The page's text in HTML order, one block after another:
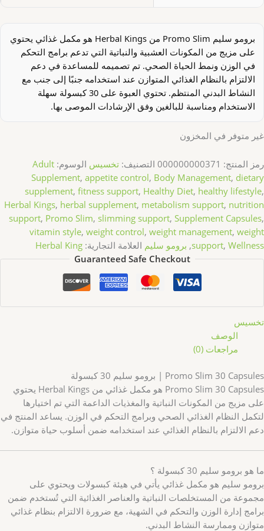
برومو سليم Promo Slim من Herbal Kings هو مكمل غذائي يحتوي
على مزيج من المكونات العشبية والنباتية التي تدعم برامج التحكم
في الوزن ونمط الحياة الصحي. تم تصميمه للمساعدة في دعم
الالتزام بالنظام الغذائي المتوازن عند استخدامه جنبًا إلى جنب مع
النشاط البدني المنتظم. تحتوي العبوة على 30 كبسولة سهلة
الاستخدام ومناسبة للبالغين وفق الإرشادات الموصى بها.
غير متوفر في المخزون
رمز المنتج: 000000000371 التصنيف: تخسيس الوسوم: Adult
Supplement, appetite control, Body Management, dietary
supplement, fitness support, Healthy Diet, healthy lifestyle,
Herbal Kings, herbal supplement, metabolism support, nutrition
support, Promo Slim, slimming support, Supplement Capsules,
vitamin style, weight control, weight management, weight
support, Wellness
, برومو سليم العلامة التجارية: Herbal King
Guaranteed Safe Checkout
تخسيس
الوصف
مراجعات (0)
Promo Slim 30 Capsules | برومو سليم 30 كبسولة
Promo Slim 30 Capsules هو مكمل غذائي من Herbal Kings يحتوي
على مزيج من المكونات النباتية والمغذيات الداعمة التي تم اختيارها
لتكمل النظام الغذائي الصحي وبرامج التحكم في الوزن. يساعد المنتج في
دعم الالتزام بالنظام الغذائي عند استخدامه ضمن أسلوب حياة متوازن.
ما هو برومو سليم 30 كبسولة ؟
برومو سليم هو مكمل غذائي يأتي في هيئة كبسولات ويحتوي على
مجموعة من المستخلصات النباتية والعناصر الغذائية التي تُستخدم ضمن
برامج إدارة الوزن والتحكم في الشهية، مع ضرورة الالتزام بنظام غذائي
متوازن وممارسة النشاط البدني.